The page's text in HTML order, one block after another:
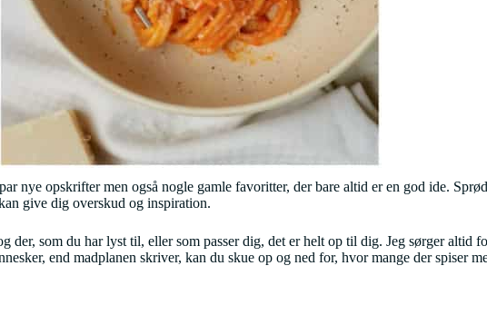
nye opskrifter men også nogle gamle favoritter, der bare altid er en god ide.
give dig overskud og inspiration.
som du har lyst til, eller som passer dig, det er helt op til dig. Jeg sørger altid
end madplanen skriver, kan du skue op og ned for, hvor mange der spiser